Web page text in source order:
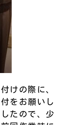
けの際に、
をお願いし
たので、少